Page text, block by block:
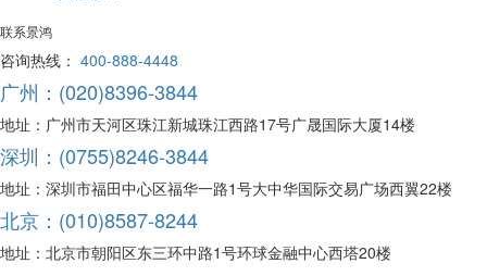
联系景鸿
咨询热线： 400-888-4448
广州：(020)8396-3844
地址：广州市天河区珠江新城珠江西路17号广晟国际大厦14楼
深圳：(0755)8246-3844
地址：深圳市福田中心区福华一路1号大中华国际交易广场西翼22楼
北京：(010)8587-8244
地址：北京市朝阳区东三环中路1号环球金融中心西塔20楼